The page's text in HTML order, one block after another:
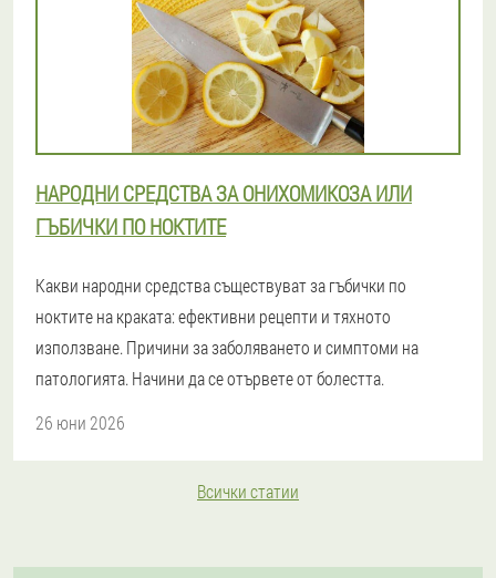
НАРОДНИ СРЕДСТВА ЗА ОНИХОМИКОЗА ИЛИ
ГЪБИЧКИ ПО НОКТИТЕ
Какви народни средства съществуват за гъбички по
ноктите на краката: ефективни рецепти и тяхното
използване. Причини за заболяването и симптоми на
патологията. Начини да се отървете от болестта.
26 юни 2026
Всички статии